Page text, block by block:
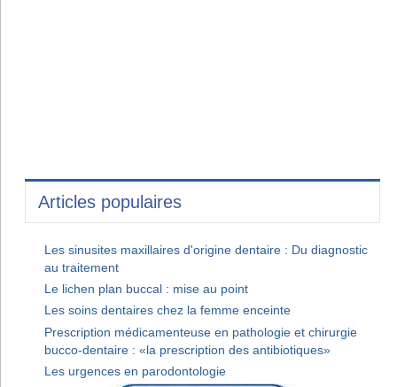
Articles populaires
Les sinusites maxillaires d'origine dentaire : Du diagnostic
au traitement
Le lichen plan buccal : mise au point
Les soins dentaires chez la femme enceinte
Prescription médicamenteuse en pathologie et chirurgie
bucco-dentaire : «la prescription des antibiotiques»
Les urgences en parodontologie